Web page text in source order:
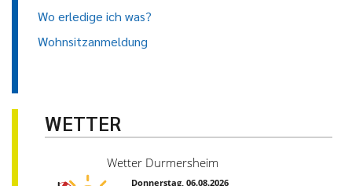
Wo erledige ich was?
Wohnsitzanmeldung
WETTER
Wetter Durmersheim
Donnerstag, 06.08.2026